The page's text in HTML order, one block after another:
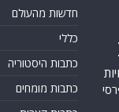
חדשות מהעולם
כללי
כתבות היסטוריה
כתבות מומחים